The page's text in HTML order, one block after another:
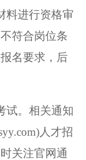
料进行资格审
符合岗位条
名要求，后
试。相关通知
人才招
关注官网通